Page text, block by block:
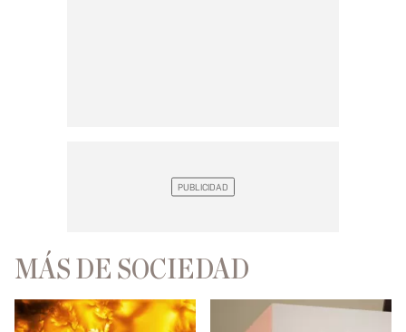
MÁS DE SOCIEDAD